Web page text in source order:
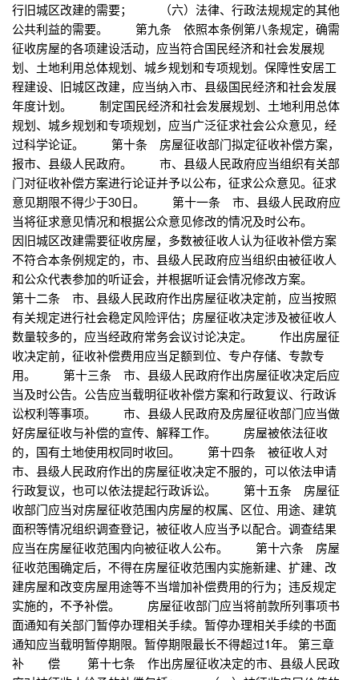
行旧城区改建的需要； （六）法律、行政法规规定的其他
公共利益的需要。 第九条 依照本条例第八条规定，确需
征收房屋的各项建设活动，应当符合国民经济和社会发展规
划、土地利用总体规划、城乡规划和专项规划。保障性安居工
程建设、旧城区改建，应当纳入市、县级国民经济和社会发展
年度计划。 制定国民经济和社会发展规划、土地利用总体
规划、城乡规划和专项规划，应当广泛征求社会公众意见，经
过科学论证。 第十条 房屋征收部门拟定征收补偿方案，
报市、县级人民政府。 市、县级人民政府应当组织有关部
门对征收补偿方案进行论证并予以公布，征求公众意见。征求
意见期限不得少于30日。 第十一条 市、县级人民政府应
当将征求意见情况和根据公众意见修改的情况及时公布。
因旧城区改建需要征收房屋，多数被征收人认为征收补偿方案
不符合本条例规定的，市、县级人民政府应当组织由被征收人
和公众代表参加的听证会，并根据听证会情况修改方案。
第十二条 市、县级人民政府作出房屋征收决定前，应当按照
有关规定进行社会稳定风险评估；房屋征收决定涉及被征收人
数量较多的，应当经政府常务会议讨论决定。 作出房屋征
收决定前，征收补偿费用应当足额到位、专户存储、专款专
用。 第十三条 市、县级人民政府作出房屋征收决定后应
当及时公告。公告应当载明征收补偿方案和行政复议、行政诉
讼权利等事项。 市、县级人民政府及房屋征收部门应当做
好房屋征收与补偿的宣传、解释工作。 房屋被依法征收
的，国有土地使用权同时收回。 第十四条 被征收人对
市、县级人民政府作出的房屋征收决定不服的，可以依法申请
行政复议，也可以依法提起行政诉讼。 第十五条 房屋征
收部门应当对房屋征收范围内房屋的权属、区位、用途、建筑
面积等情况组织调查登记，被征收人应当予以配合。调查结果
应当在房屋征收范围内向被征收人公布。 第十六条 房屋
征收范围确定后，不得在房屋征收范围内实施新建、扩建、改
建房屋和改变房屋用途等不当增加补偿费用的行为；违反规定
实施的，不予补偿。 房屋征收部门应当将前款所列事项书
面通知有关部门暂停办理相关手续。暂停办理相关手续的书面
通知应当载明暂停期限。暂停期限最长不得超过1年。 第三章
补 偿 第十七条 作出房屋征收决定的市、县级人民政